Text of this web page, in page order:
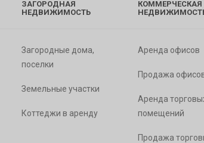
ЗАГОРОДНАЯ
НЕДВИЖИМОСТЬ
Загородные дома,
поселки
Земельные участки
Коттеджи в аренду
КОММЕРЧЕСКАЯ
Аренда офисов
Продажа
Аренда
помещений
Продажа